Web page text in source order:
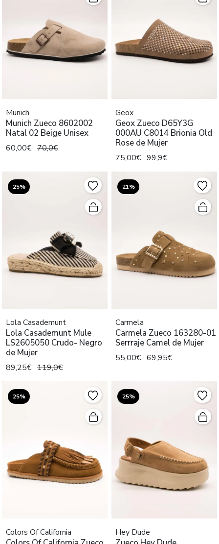
Munich
Munich Zueco 8602002
Natal 02 Beige Unisex
60,00€ 70,0€
Geox
Geox Zueco D65Y3G
000AU C8014 Brionia Old
Rose de Mujer
75,00€ 99,9€
25%
Lola Casademunt
Lola Casademunt Mule
LS2605050 Crudo- Negro
de Mujer
89,25€ 119,0€
21%
Carmela
Carmela Zueco 163280-01
Serrraje Camel de Mujer
55,00€ 69,95€
25%
Colors Of California
25%
Hey Dude